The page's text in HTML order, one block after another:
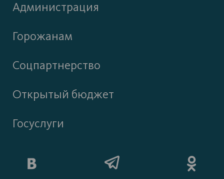
Администрация
Горожанам
Соцпартнерство
Открытый бюджет
Госуслуги